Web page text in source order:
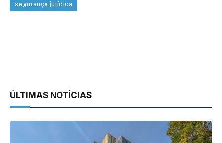
segurança jurídica
ÚLTIMAS NOTÍCIAS